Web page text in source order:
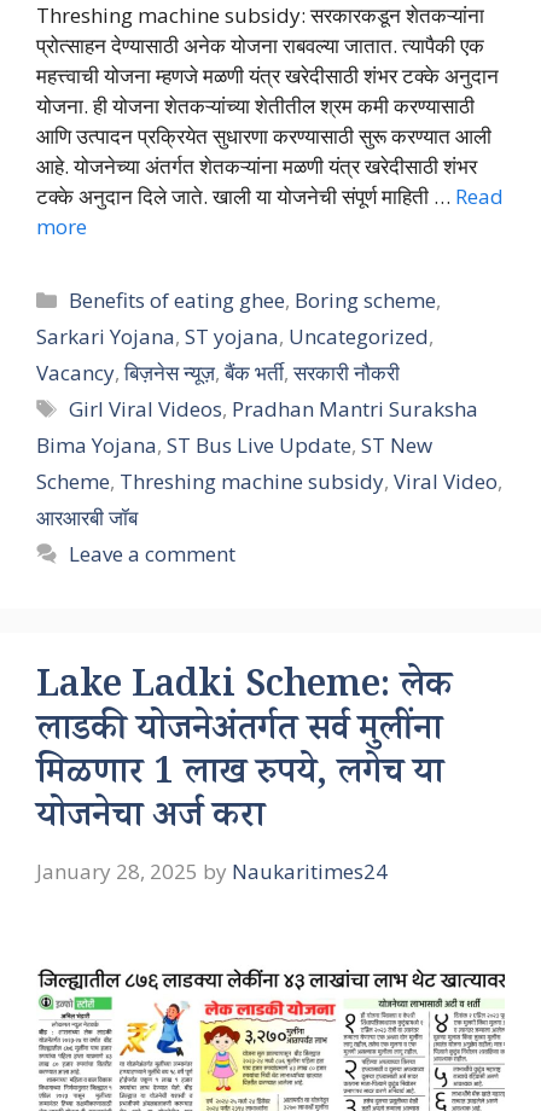
Threshing machine subsidy: सरकारकडून शेतकऱ्यांना
प्रोत्साहन देण्यासाठी अनेक योजना राबवल्या जातात. त्यापैकी एक
महत्त्वाची योजना म्हणजे मळणी यंत्र खरेदीसाठी शंभर टक्के अनुदान
योजना. ही योजना शेतकऱ्यांच्या शेतीतील श्रम कमी करण्यासाठी
आणि उत्पादन प्रक्रियेत सुधारणा करण्यासाठी सुरू करण्यात आली
आहे. योजनेच्या अंतर्गत शेतकऱ्यांना मळणी यंत्र खरेदीसाठी शंभर
टक्के अनुदान दिले जाते. खाली या योजनेची संपूर्ण माहिती … Read
more
Categories
Benefits of eating ghee, Boring scheme,
Sarkari Yojana, ST yojana, Uncategorized,
Vacancy,बिज़नेस न्यूज़,बैंक भर्ती,सरकारी नौकरी
Tags
Girl Viral Videos, Pradhan Mantri Suraksha
Bima Yojana, ST Bus Live Update, ST New
Scheme, Threshing machine subsidy, Viral Video,
आरआरबी जॉब
Leave a comment
Lake Ladki Scheme: लेक
लाडकी योजनेअंतर्गत सर्व मुलींना
मिळणार 1 लाख रुपये, लगेच या
योजनेचा अर्ज करा
January 28, 2025 by Naukaritimes24